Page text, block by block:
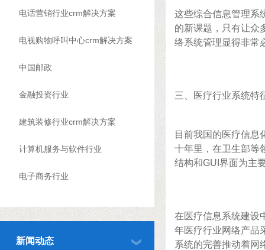
电话营销行业crm解决方案
电视购物呼叫中心crm解决方案
中国邮政
金融投资行业
建筑装修行业crm解决方案
计算机服务与软件行业
电子商务行业
新闻动态
这些综合信息管理系
的新课题，只有让众
络系统管理显得非常
三、医疗行业系统特
目前我国的医疗信息
十年里，在卫生部等
结构和GUI界面为主
在医疗信息系统建设
年医疗行业网络产品
系统的完善推动着网